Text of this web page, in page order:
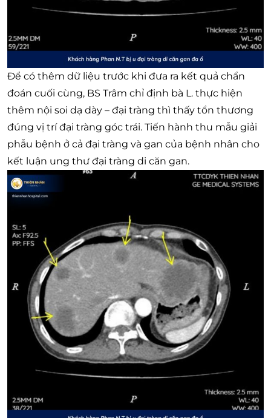
Để có thêm dữ liệu trước khi đưa ra kết quả chẩn
đoán cuối cùng, BS Trâm chỉ định bà L. thực hiện
thêm nội soi dạ dày – đại tràng thì thấy tổn thương
đúng vị trí đại tràng góc trái. Tiến hành thu mẫu giải
phẫu bệnh ở cả đại tràng và gan của bệnh nhân cho
kết luận ung thư đại tràng di căn gan.